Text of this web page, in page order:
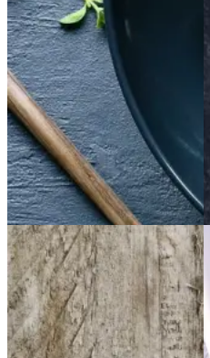
Gem opskrift
Aftensmad